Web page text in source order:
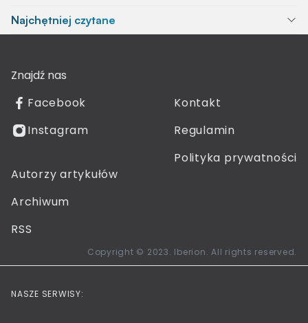
Najchętniej czytane
Znajdź nas
Facebook
Instagram
Kontakt
Regulamin
Polityka prywatności
Autorzy artykułów
Archiwum
RSS
Copyright © 2023. Iberion. All rights reserved.
NASZE SERWISY: